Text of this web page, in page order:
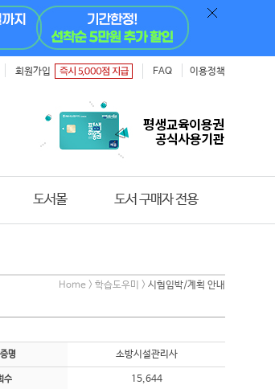
회원가입 FAQ 이용정책
도서몰 도서 구매자 전용
Home > 학습도우미 > 시험임박/계획 안내
명 소방시설관리사
수 15,644